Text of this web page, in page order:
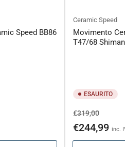
Speed BB86
Ceramic Speed
Movimento
T47/68
ESAURITO
Prezzo
di
€319,00Prezzo
€244,99 inc.